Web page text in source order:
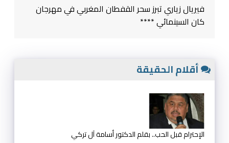
فيريال زياري تبرز سحر القفطان المغربي في مهرجان
كان السينمائي ****
أقلام الحقيقة
الإحترام قبل الحب.. بقلم الدكتور أسامة آل تركي